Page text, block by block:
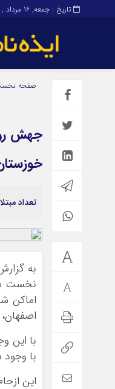
تاریخ : جمعه, ۱۶ مرداد , ۱۴۰۵
برگه نمونهصفحه
جهش
تعداد
به
نخست
اماکن
با این
با
این